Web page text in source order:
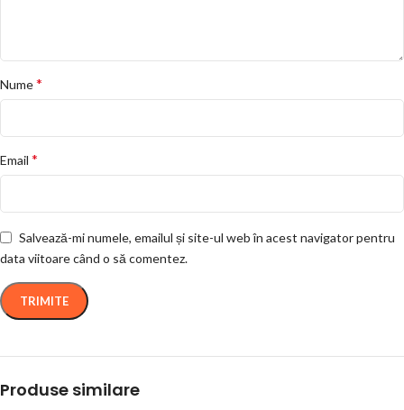
Nume*
Email *
Salvează-mi numele, emailul și site-ul web în acest navigator pentru
data viitoare când o să comentez.
Produse similare